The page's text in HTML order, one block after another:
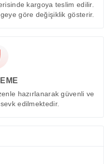
kargoya teslim edilir.
göre değişiklik gösterir.
hazırlanarak güvenli ve
edilmektedir.